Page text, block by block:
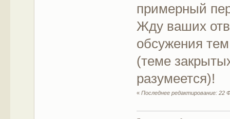
примерный
Жду ваших
обсужения
(теме
разумеется)!
«Последнее редактирование: 22